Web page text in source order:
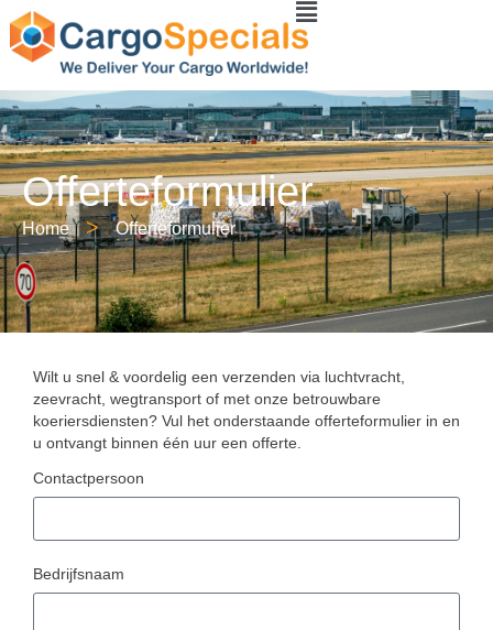
Offerteformulier
Home > Offerteformulier
Wilt u snel & voordelig een verzenden via luchtvracht,
zeevracht, wegtransport of met onze betrouwbare
koeriersdiensten? Vul het onderstaande offerteformulier in en
u ontvangt binnen één uur een offerte.
Contactpersoon
Bedrijfsnaam